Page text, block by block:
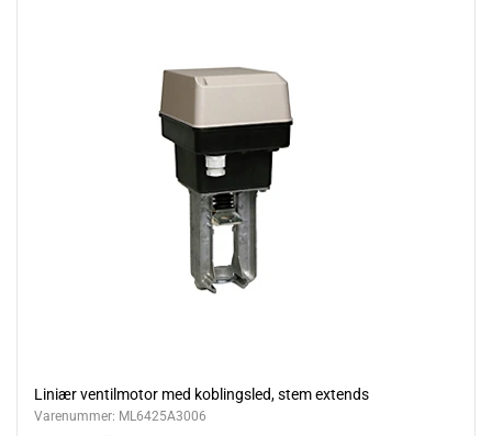
Liniær ventilmotor med koblingsled, stem extends
Varenummer: ML6425A3006